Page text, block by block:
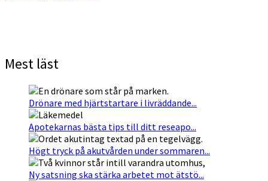
Mest läst
Drönare med hjärtstartare i livräddande...
Apotekarnas bästa tips till ditt reseapo...
Högt tryck på akutvården under sommaren...
Ny satsning ska stärka arbetet mot ätstö...